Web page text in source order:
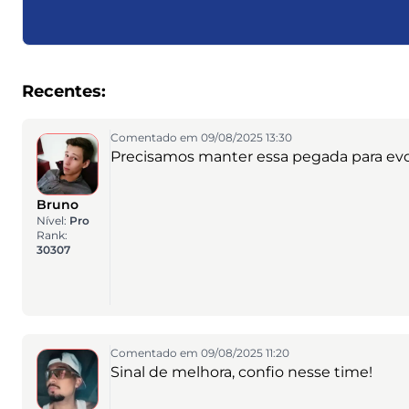
Recentes:
Bruno
Nível: Pro
Rank:
30307
Comentado em 09/08/2025 13:30
Precisamos manter essa pegada para
Comentado em 09/08/2025 11:20
Sinal de melhora, confio nesse time!